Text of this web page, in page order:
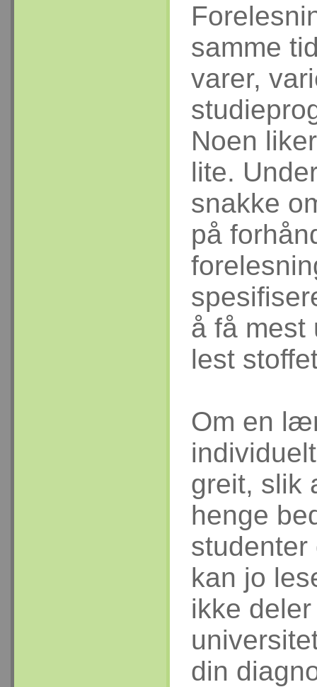
samme
varer,
Noen
lite.
snakke
på
å få mest
lest
Om en
greit, slik
henge
kan jo
ikke
din